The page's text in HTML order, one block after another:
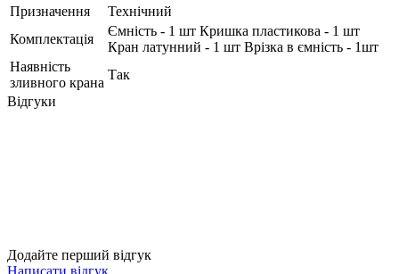
Призначення
Технічний
Комплектація
Ємність - 1 шт Кришка пластикова - 1 шт
Кран латунний - 1 шт Врізка в ємність - 1шт
Наявність
зливного крана
Так
Відгуки
Додайте перший відгук
Написати відгук